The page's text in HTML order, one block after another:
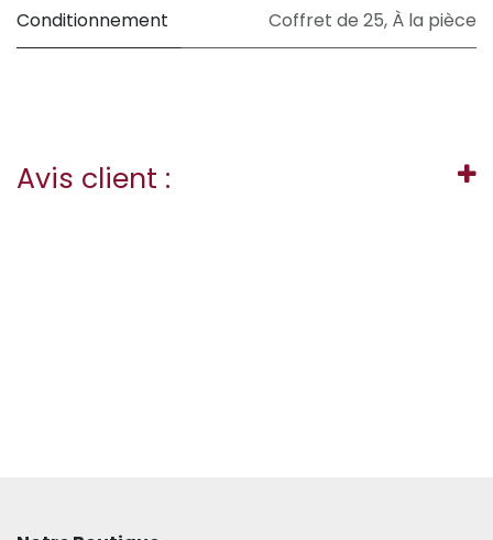
Conditionnement Coffret de 25, À la pièce
Avis client :